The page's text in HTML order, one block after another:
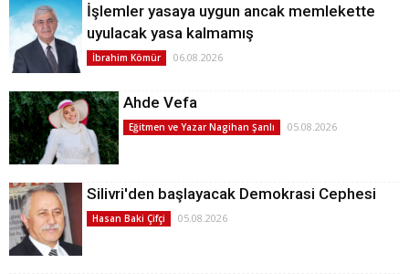
İşlemler yasaya uygun ancak memlekette
uyulacak yasa kalmamış
İbrahim Kömür 06.08.2026
Ahde Vefa
Eğitmen ve Yazar Nagihan Şanlı 05.08.2026
Silivri'den başlayacak Demokrasi Cephesi
Hasan Baki Çifçi 05.08.2026